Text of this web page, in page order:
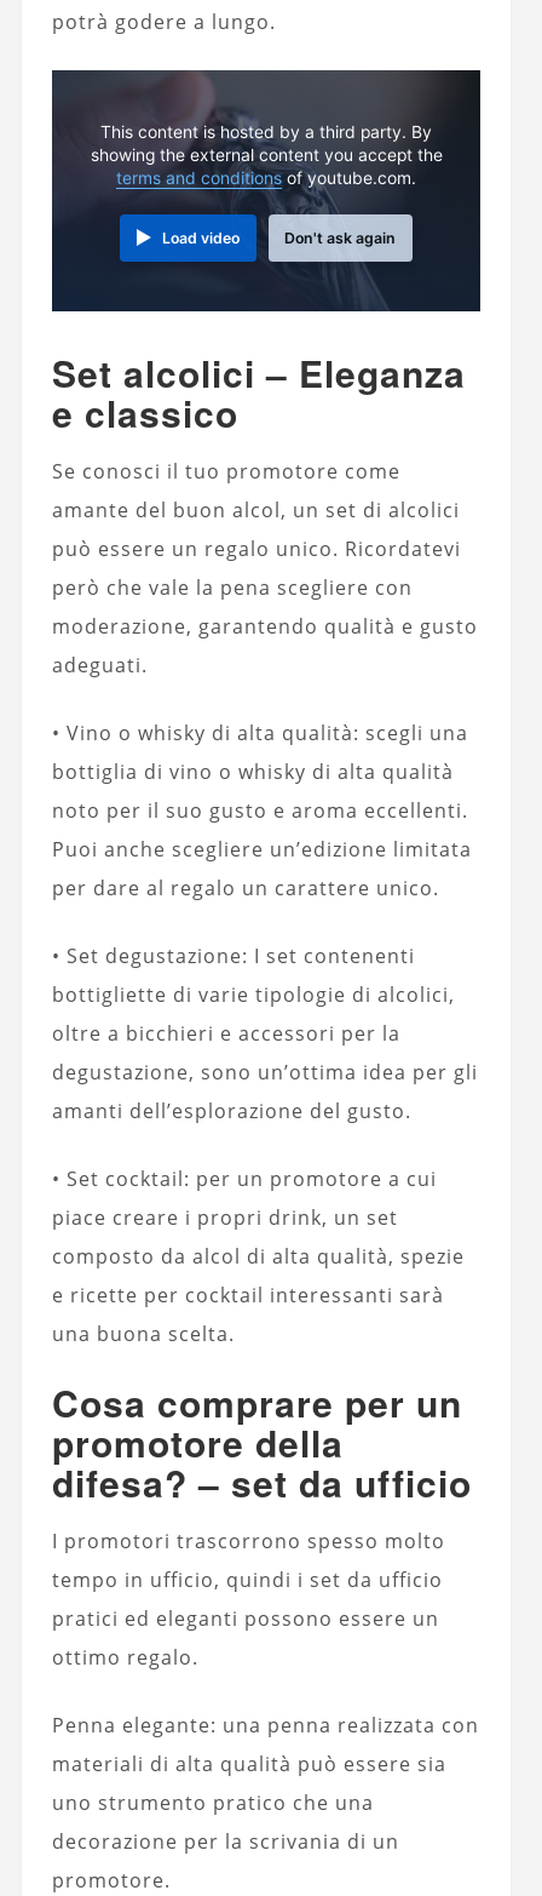
potrà godere a lungo.
This content is hosted by a third party. By
showing the external content you accept the
terms and conditions of youtube.com.
Load video Don't ask again
Set alcolici – Eleganza
e classico
Se conosci il tuo promotore come
amante del buon alcol, un set di alcolici
può essere un regalo unico. Ricordatevi
però che vale la pena scegliere con
moderazione, garantendo qualità e gusto
adeguati.
• Vino o whisky di alta qualità: scegli una
bottiglia di vino o whisky di alta qualità
noto per il suo gusto e aroma eccellenti.
Puoi anche scegliere un’edizione limitata
per dare al regalo un carattere unico.
• Set degustazione: I set contenenti
bottigliette di varie tipologie di alcolici,
oltre a bicchieri e accessori per la
degustazione, sono un’ottima idea per gli
amanti dell’esplorazione del gusto.
• Set cocktail: per un promotore a cui
piace creare i propri drink, un set
composto da alcol di alta qualità, spezie
e ricette per cocktail interessanti sarà
una buona scelta.
Cosa comprare per un
promotore della
difesa? – set da ufficio
I promotori trascorrono spesso molto
tempo in ufficio, quindi i set da ufficio
pratici ed eleganti possono essere un
ottimo regalo.
Penna elegante: una penna realizzata con
materiali di alta qualità può essere sia
uno strumento pratico che una
decorazione per la scrivania di un
promotore.